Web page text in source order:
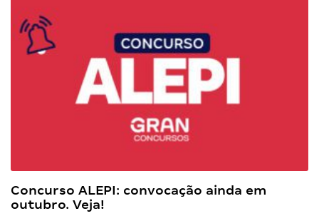
Concurso ALEPI: convocação ainda em
outubro. Veja!